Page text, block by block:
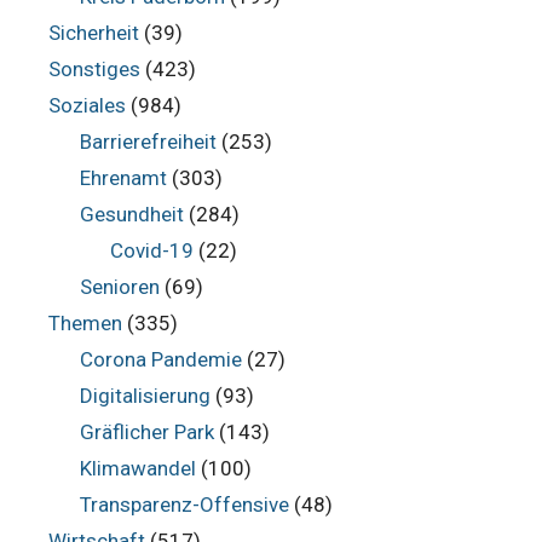
Sicherheit (39)
Sonstiges (423)
Soziales (984)
Barrierefreiheit(253)
Ehrenamt(303)
Gesundheit(284)
Covid-19 (22)
Senioren (69)
Themen (335)
Corona Pandemie(27)
Digitalisierung (93)
Gräflicher Park(143)
Klimawandel (100)
Transparenz-Offensive(48)